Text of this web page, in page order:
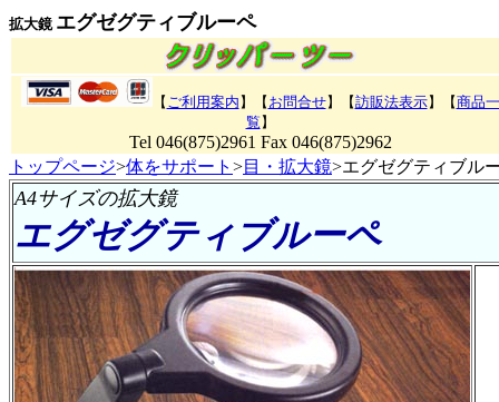
拡大鏡 エグゼグティブルーペ
【 ご利用案内 】【 お問合せ】【訪販法表示】 【商品一
覧 】
Tel 046(875)2961 Fax 046(875)2962
トップページ>体をサポート >目・拡大鏡>エグゼグティブル
A4サイズの拡大鏡
エグゼグティブルーペ